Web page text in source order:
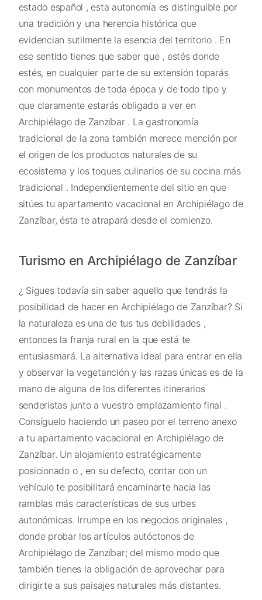
estado español , esta autonomía es distinguible por
una tradición y una herencia histórica que
evidencian sutilmente la esencia del territorio . En
ese sentido tienes que saber que , estés donde
estés, en cualquier parte de su extensión toparás
con monumentos de toda época y de todo tipo y
que claramente estarás obligado a ver en
Archipiélago de Zanzíbar . La gastronomía
tradicional de la zona también merece mención por
el origen de los productos naturales de su
ecosistema y los toques culinarios de su cocina más
tradicional . Independientemente del sitio en que
sitúes tu apartamento vacacional en Archipiélago de
Zanzíbar, ésta te atrapará desde el comienzo.
Turismo en Archipiélago de Zanzíbar
¿ Sigues todavía sin saber aquello que tendrás la
posibilidad de hacer en Archipiélago de Zanzíbar? Si
la naturaleza es una de tus tus debilidades ,
entonces la franja rural en la que está te
entusiasmará. La alternativa ideal para entrar en ella
y observar la vegetanción y las razas únicas es de la
mano de alguna de los diferentes itinerarios
senderistas junto a vuestro emplazamiento final .
Consíguelo haciendo un paseo por el terreno anexo
a tu apartamento vacacional en Archipiélago de
Zanzíbar. Un alojamiento estratégicamente
posicionado o , en su defecto, contar con un
vehículo te posibilitará encaminarte hacia las
ramblas más características de sus urbes
autonómicas. Irrumpe en los negocios originales ,
donde probar los artículos autóctonos de
Archipiélago de Zanzíbar; del mismo modo que
también tienes la obligación de aprovechar para
dirigirte a sus paisajes naturales más distantes.